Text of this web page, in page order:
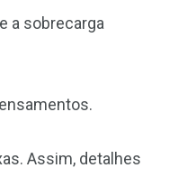
a sobrecarga
Assim, detalhes